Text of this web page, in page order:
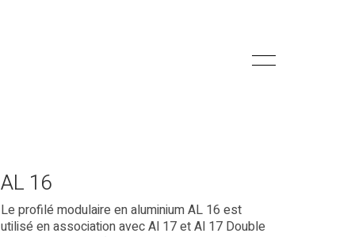
AL 16
Le profilé modulaire en aluminium AL 16 est
utilisé en association avec Al 17 et Al 17 Double